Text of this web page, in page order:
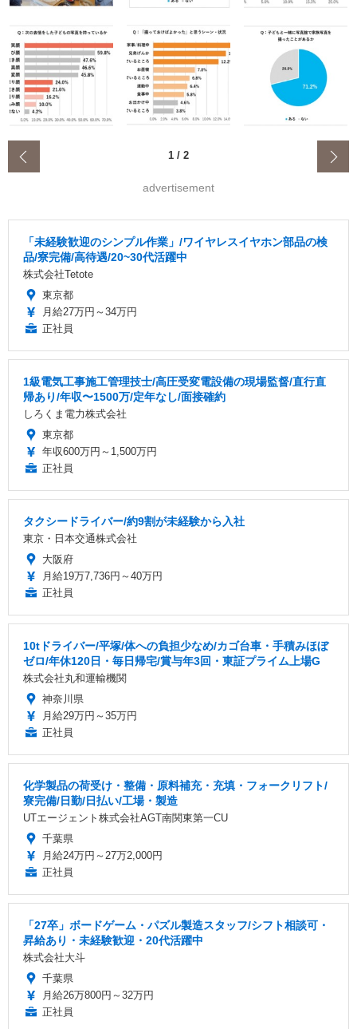
1 / 2
advertisement
「未経験歓迎のシンプル作業」/ワイヤレスイヤホン部品の検
品/寮完備/高待遇/20~30代活躍中
株式会社Tetote
東京都
月給27万円～34万円
正社員
1級電気工事施工管理技士/高圧受変電設備の現場監督/直行直
帰あり/年収〜1500万/定年なし/面接確約
しろくま電力株式会社
東京都
年収600万円～1,500万円
正社員
タクシードライバー/約9割が未経験から入社
東京・日本交通株式会社
大阪府
月給19万7,736円～40万円
正社員
10tドライバー/平塚/体への負担少なめ/カゴ台車・手積みほぼ
ゼロ/年休120日・毎日帰宅/賞与年3回・東証プライム上場G
株式会社丸和運輸機関
神奈川県
月給29万円～35万円
正社員
化学製品の荷受け・整備・原料補充・充填・フォークリフト/
寮完備/日勤/日払い/工場・製造
UTエージェント株式会社AGT南関東第一CU
千葉県
月給24万円～27万2,000円
正社員
「27卒」ボードゲーム・パズル製造スタッフ/シフト相談可・
昇給あり・未経験歓迎・20代活躍中
株式会社大斗
千葉県
月給26万800円～32万円
正社員